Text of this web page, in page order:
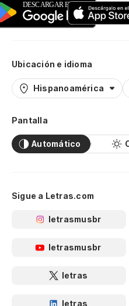
Ubicación e idioma
Hispanoamérica
Pantalla
Automático
Sigue a Letras.com
letrasmusbr
letrasmusbr
letras
letras